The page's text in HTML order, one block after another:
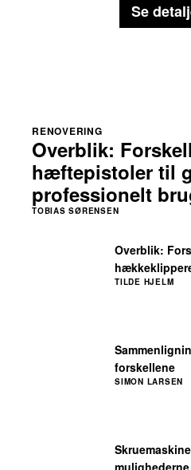
Se
forskellene
SIMON LARSEN
Overblik:
TILDE HJELM
Overblik:
hæftepistoler til
professionelt
RENOVERING
TOBIAS SØRENSEN